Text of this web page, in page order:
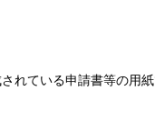
れている申請書等の用